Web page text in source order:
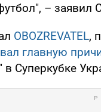
– заявил
OBOZREVATEL,
главную
в Суперкубке